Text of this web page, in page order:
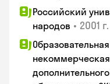
Российский
народов • 2001 г.